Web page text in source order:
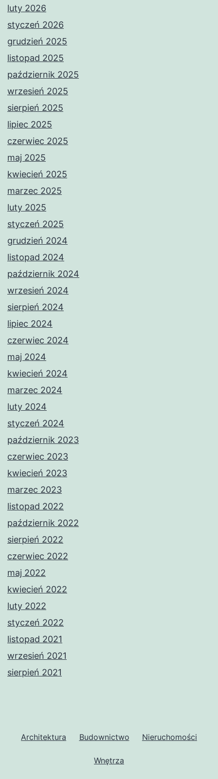
luty 2026
styczeń 2026
grudzień 2025
listopad 2025
październik 2025
wrzesień 2025
sierpień 2025
lipiec 2025
czerwiec 2025
maj 2025
kwiecień 2025
marzec 2025
luty 2025
styczeń 2025
grudzień 2024
listopad 2024
październik 2024
wrzesień 2024
sierpień 2024
lipiec 2024
czerwiec 2024
maj 2024
kwiecień 2024
marzec 2024
luty 2024
styczeń 2024
październik 2023
czerwiec 2023
kwiecień 2023
marzec 2023
listopad 2022
październik 2022
sierpień 2022
czerwiec 2022
maj 2022
kwiecień 2022
luty 2022
styczeń 2022
listopad 2021
wrzesień 2021
sierpień 2021
Architektura Budownictwo Nieruchomości
Wnętrza